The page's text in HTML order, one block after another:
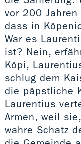
vor 200
dass in
War es
ist? Nein,
Köpi,
schlug dem
die päpstliche
Laurentius
Armen, weil
wahre Schatz